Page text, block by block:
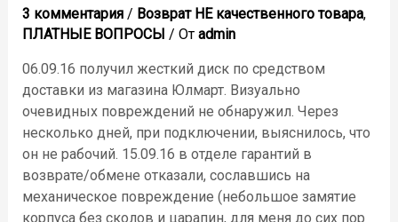
3 комментария / Возврат НЕ качественного товара,
ПЛАТНЫЕ ВОПРОСЫ / От admin
06.09.16 получил жесткий диск по средством
доставки из магазина Юлмарт. Визуально
очевидных повреждений не обнаружил. Через
несколько дней, при подключении, выяснилось, что
он не рабочий. 15.09.16 в отделе гарантий в
возврате/обмене отказали, сославшись на
механическое повреждение (небольшое замятие
корпуса без сколов и царапин, для меня до сих пор